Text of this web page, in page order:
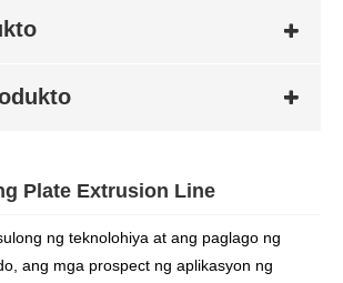
Plate Extrusion Line
ng teknolohiya at ang paglago ng
ang mga prospect ng aplikasyon ng